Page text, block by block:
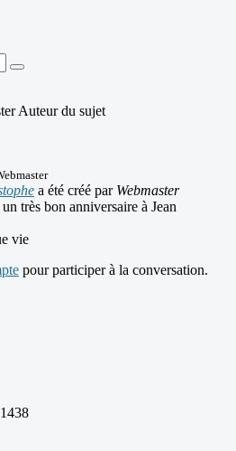
Auteur du sujet
a été créé par Webmaster
très bon anniversaire à Jean
vie
pour participer à la conversation.